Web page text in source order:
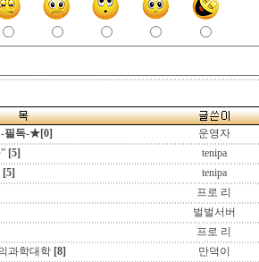
필독-★[0] 운영자
[5] tenipa
[5] tenipa
프로 리
벌벌서버
프로 리
과학대학 [8] 만덕이